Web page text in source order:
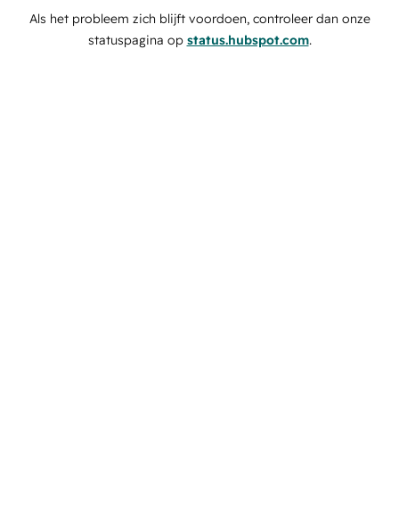
Als het probleem zich blijft voordoen, controleer dan onze
statuspagina op status.hubspot.com.